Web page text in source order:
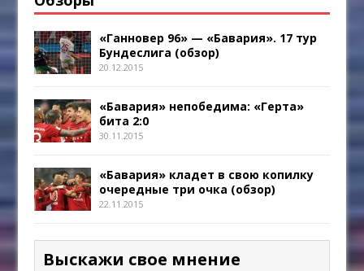
«Ганновер 96» — «Бавария». 17 тур
Бундеслига (обзор)
20.12.2015
«Бавария» непобедима: «Герта»
бита 2:0
30.11.2015
«Бавария» кладет в свою копилку
очередные три очка (обзор)
22.11.2015
Выскажи свое мнение